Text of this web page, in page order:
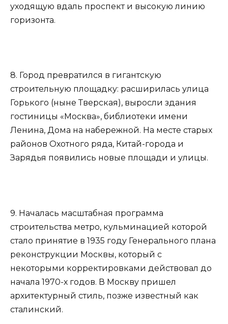
уходящую вдаль проспект и высокую линию
горизонта.
8. Город превратился в гигантскую
строительную площадку: расширилась улица
Горького (ныне Тверская), выросли здания
гостиницы «Москва», библиотеки имени
Ленина, Дома на набережной. На месте старых
районов Охотного ряда, Китай-города и
Зарядья появились новые площади и улицы.
9. Началась масштабная программа
строительства метро, кульминацией которой
стало принятие в 1935 году Генерального плана
реконструкции Москвы, который с
некоторыми корректировками действовал до
начала 1970-х годов. В Москву пришел
архитектурный стиль, позже известный как
сталинский.